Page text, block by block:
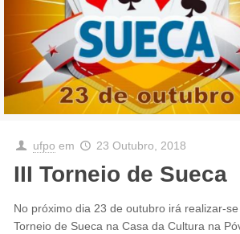
ufpo em 23 Outubro, 2018
III Torneio de Sueca
No próximo dia 23 de outubro irá realizar-
Torneio de Sueca na Casa da Cultura na